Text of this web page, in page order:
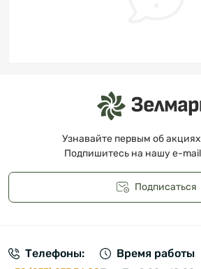
Узнавайте первым об
Подпишитесь на нашу e-
Подписаться
Телефоны: Время работы